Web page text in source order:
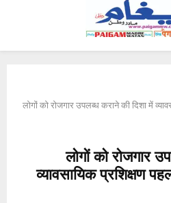
लोगों को रोजगार उपलब्ध कराने की दिशा में
लोगों को रोजगार
व्यावसायिक प्रशिक्षण